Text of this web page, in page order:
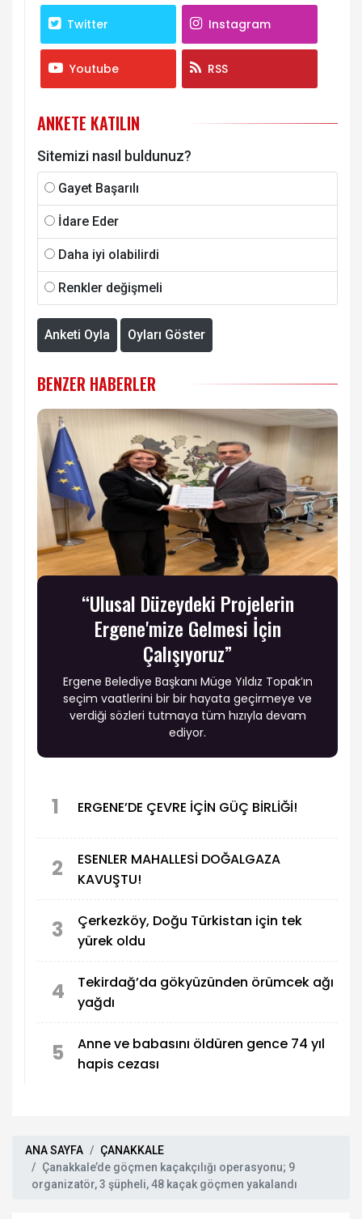
Twitter Instagram
Youtube RSS
ANKETE KATILIN
Sitemizi nasıl buldunuz?
Gayet Başarılı
İdare Eder
Daha iyi olabilirdi
Renkler değişmeli
Anketi Oyla Oyları Göster
BENZER HABERLER
“Ulusal Düzeydeki Projelerin
Ergene'mize Gelmesi İçin
Çalışıyoruz”
Ergene Belediye Başkanı Müge Yıldız Topak’ın
seçim vaatlerini bir bir hayata geçirmeye ve
verdiği sözleri tutmaya tüm hızıyla devam
ediyor.
1 ERGENE’DE ÇEVRE İÇİN GÜÇ BİRLİĞİ!
2
ESENLER MAHALLESİ DOĞALGAZA
KAVUŞTU!
3
Çerkezköy, Doğu Türkistan için tek
yürek oldu
4
Tekirdağ’da gökyüzünden örümcek ağı
yağdı
5
Anne ve babasını öldüren gence 74 yıl
hapis cezası
ANA SAYFA
ÇANAKKALE
Çanakkale’de göçmen kaçakçılığı operasyonu; 9
organizatör, 3 şüpheli, 48 kaçak göçmen yakalandı